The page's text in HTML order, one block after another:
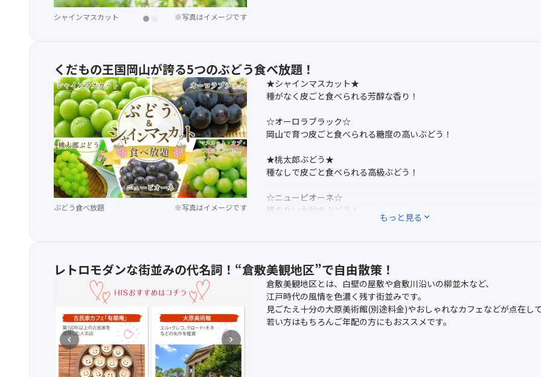
シャインマスカット ※写真はイメージです
シャインマスカット収穫体験 ※写真はイメージです
くだもの王国岡山が誇る5つのぶどう食べ放題！
ぶどう食べ放題 ※写真はイメージです
★シャインマスカット★
種がなく皮ごと食べられる芳醇な香り！
☆オーロラブラック☆
岡山で育つ皮ごと食べられる糖度の高いぶどう！
★桃太郎ぶどう★
種なしで皮ごと食べられる高級ぶどう！
☆ニューピオーネ☆
種のない大粒のぶどう！
※食べ放題のぶどうは昼食会場での提供になります。
※ぶどう食べ放題は30分間となります。
※ぶどうの品種は仕入れ状況により変更となる場合がございます。
もっと見る expand_more
レトロモダンな街並みの代名詞！“倉敷美観地区”で自由散策！
chevron_left chevron_right
倉敷美観地区とは、白壁の屋敷や倉敷川沿いの柳並木など、
江戸時代の風情を色濃く残す街並みです。
見ごたえ十分の大原美術館(別途料金)やおしゃれなカフェなどが点在し
若い方はもちろんご年配の方にもおススメです。